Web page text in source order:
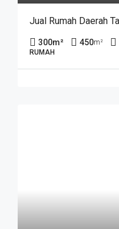
300m² 450m²
RUMAH